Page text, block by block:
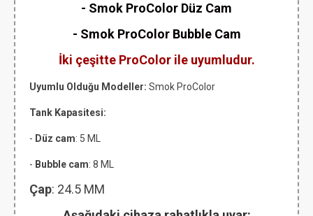
- Smok ProColor Düz Cam
- Smok ProColorBubble Cam
İki çeşitte ProColor ile uyumludur.
Uyumlu Olduğu Modeller: Smok ProColor
Tank Kapasitesi:
- Düz cam: 5 ML
- Bubble cam: 8 ML
Çap: 24.5 MM